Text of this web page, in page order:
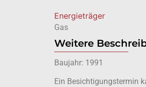
Energieträger
Gas
Weitere
Baujahr: 1991
Ein Besichtigungstermin